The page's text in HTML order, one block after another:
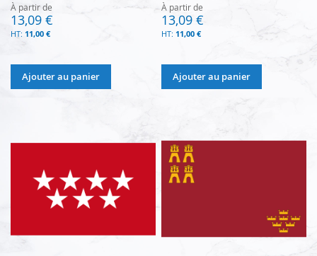
À partir de
13,09 €
11,00 €
Ajouter au panier
À partir de
13,09 €
11,00 €
Ajouter au panier